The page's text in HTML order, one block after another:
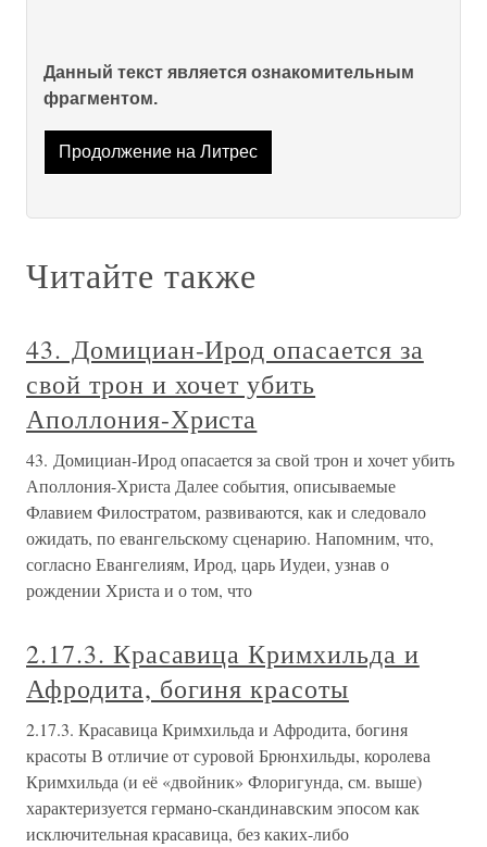
Данный текст является ознакомительным
фрагментом.
Продолжение на Литрес
Читайте также
43. Домициан-Ирод опасается за
свой трон и хочет убить
Аполлония-Христа
43. Домициан-Ирод опасается за свой трон и хочет убить
Аполлония-Христа Далее события, описываемые
Флавием Филостратом, развиваются, как и следовало
ожидать, по евангельскому сценарию. Напомним, что,
согласно Евангелиям, Ирод, царь Иудеи, узнав о
рождении Христа и о том, что
2.17.3. Красавица Кримхильда и
Афродита, богиня красоты
2.17.3. Красавица Кримхильда и Афродита, богиня
красоты В отличие от суровой Брюнхильды, королева
Кримхильда (и её «двойник» Флоригунда, см. выше)
характеризуется германо-скандинавским эпосом как
исключительная красавица, без каких-либо